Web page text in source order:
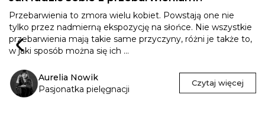
Przebarwienia to zmora wielu kobiet. Powstają one nie
tylko przez nadmierną ekspozycję na słońce. Nie wszystkie
przebarwienia mają takie same przyczyny, różni je także to,
w jaki sposób można się ich ...
Aurelia Nowik
Pasjonatka pielęgnacji
Czytaj więcej